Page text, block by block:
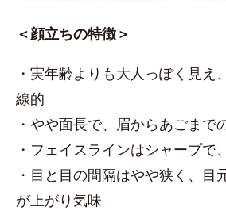
＜顔立ちの特徴＞
・実年齢よりも大人っぽく見え
線的
・やや面長で、眉からあごまで
・フェイスラインはシャープで
・目と目の間隔はやや狭く、目
が上がり気味